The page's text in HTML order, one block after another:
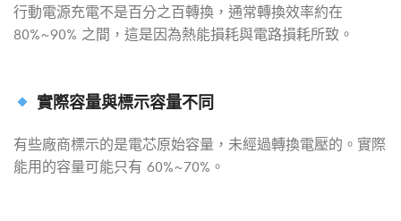
行動電源充電不是百分之百轉換，通常轉換效率約在
80%~90% 之間，這是因為熱能損耗與電路損耗所致。
實際容量與標示容量不同
有些廠商標示的是電芯原始容量，未經過轉換電壓的。實際
能用的容量可能只有 60%~70%。